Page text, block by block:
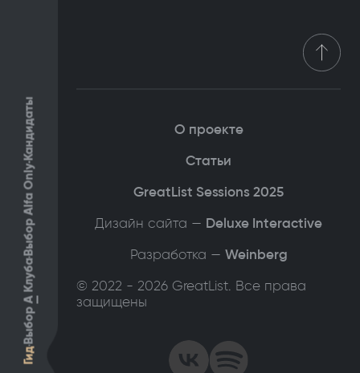
Гид
Выбор
А
Клуба
Выбор Alfa Only
Кандидаты
© 2022 - 2026 GreatList. Все права
защищены
О проекте
Статьи
GreatList Sessions 2025
Дизайн сайта — Deluxe Interactive
Разработка — Weinberg